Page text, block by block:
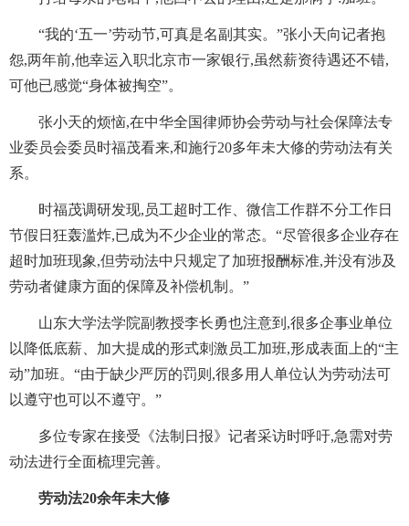
“我的‘五一’劳动节,可真是名副其实。”张小天向记者抱
怨,两年前,他幸运入职北京市一家银行,虽然薪资待遇还不错,
可他已感觉“身体被掏空”。
张小天的烦恼,在中华全国律师协会劳动与社会保障法专
业委员会委员时福茂看来,和施行20多年未大修的劳动法有关
系。
时福茂调研发现,员工超时工作、微信工作群不分工作日
节假日狂轰滥炸,已成为不少企业的常态。“尽管很多企业存在
超时加班现象,但劳动法中只规定了加班报酬标准,并没有涉及
劳动者健康方面的保障及补偿机制。”
山东大学法学院副教授李长勇也注意到,很多企事业单位
以降低底薪、加大提成的形式刺激员工加班,形成表面上的“主
动”加班。“由于缺少严厉的罚则,很多用人单位认为劳动法可
以遵守也可以不遵守。”
多位专家在接受《法制日报》记者采访时呼吁,急需对劳
动法进行全面梳理完善。
劳动法20余年未大修